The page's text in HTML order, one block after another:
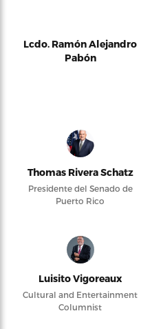
Lcdo. Ramón Alejandro
Pabón
Thomas Rivera Schatz
Presidente del Senado de
Puerto Rico
Luisito Vigoreaux
Cultural and Entertainment
Columnist